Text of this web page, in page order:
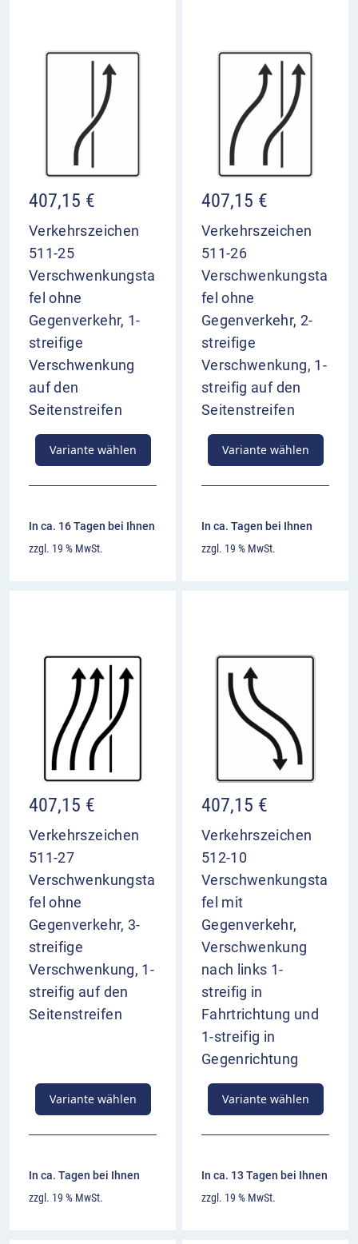
407,15 €
Verkehrszeichen
511-25
Verschwenkungsta
fel ohne
Gegenverkehr, 1-
streifige
Verschwenkung
auf den
Seitenstreifen
Variante wählen
In ca. 16 Tagen bei Ihnen
zzgl. 19 % MwSt.
407,15 €
Verkehrszeichen
511-26
Verschwenkungsta
fel ohne
Gegenverkehr, 2-
streifige
Verschwenkung, 1-
streifig auf den
Seitenstreifen
Variante wählen
In ca. Tagen bei Ihnen
zzgl. 19 % MwSt.
407,15 €
Verkehrszeichen
511-27
Verschwenkungsta
fel ohne
Gegenverkehr, 3-
streifige
Verschwenkung, 1-
streifig auf den
Seitenstreifen
Variante wählen
In ca. Tagen bei Ihnen
zzgl. 19 % MwSt.
407,15 €
Verkehrszeichen
512-10
Verschwenkungsta
fel mit
Gegenverkehr,
Verschwenkung
nach links 1-
streifig in
Fahrtrichtung und
1-streifig in
Gegenrichtung
Variante wählen
In ca. 13 Tagen bei Ihnen
zzgl. 19 % MwSt.